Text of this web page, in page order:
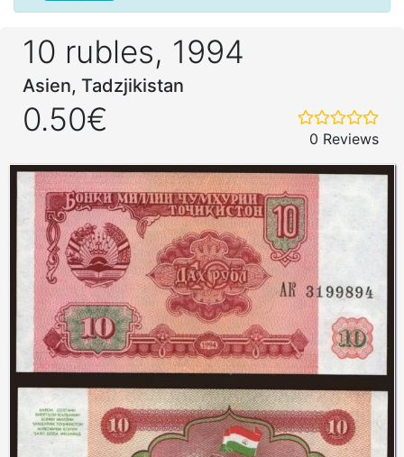
10 rubles, 1994
Asien, Tadzjikistan
0.50€
0 Reviews